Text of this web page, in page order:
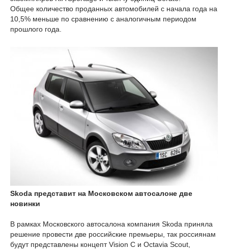
Общее количество проданных автомобилей с начала года на
10,5% меньше по сравнению с аналогичным периодом
прошлого года.
Skoda представит на Московском автосалоне две
новинки
В рамках Московского автосалона компания Skoda приняла
решение провести две российские премьеры, так россиянам
будут представлены концепт Vision C и Octavia Scout,